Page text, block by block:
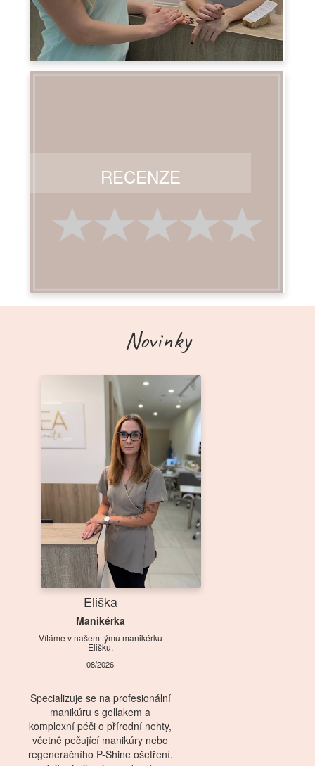
RECENZE
Novinky
Eliška
Manikérka
Vítáme v našem týmu manikérku
Elišku.
08/2026
Specializuje se na profesionální
manikúru s gellakem a
komplexní péči o přírodní nehty,
včetně pečující manikúry nebo
regeneračního P-Shine ošetření.